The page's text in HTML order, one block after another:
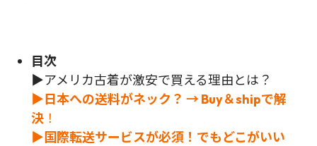
目次
▶アメリカ古着が激安で買える理由とは？
▶日本への送料がネック？ → Buy＆shipで解
決 ！
▶国際転送サービスが必須！でもどこがいい